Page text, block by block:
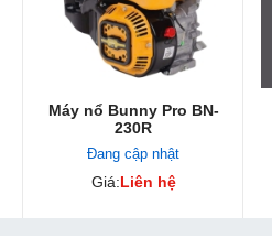
Máy nổ Bunny Pro BN-
230R
Đang cập nhật
Giá:Liên hệ